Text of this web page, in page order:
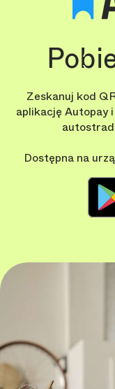
Zeskanuj kod
aplikację Autopay
Dostępna na